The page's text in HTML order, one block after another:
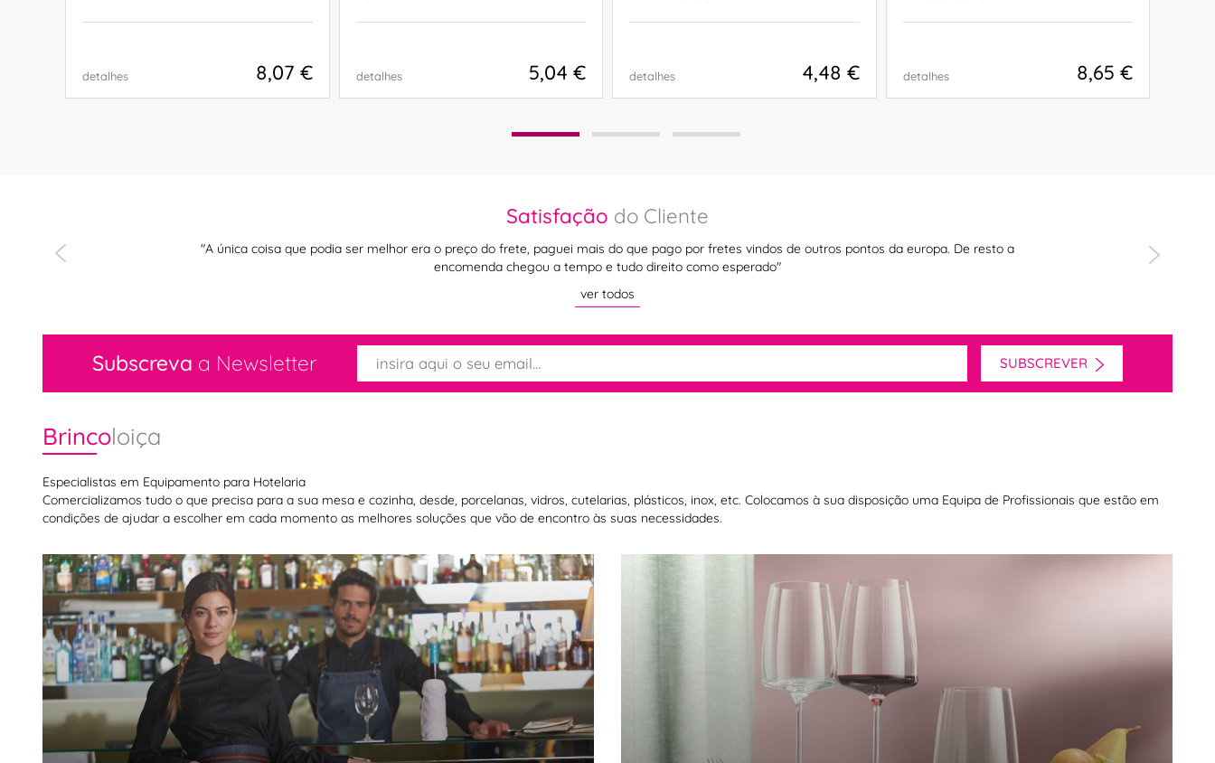
detalhes 8,07 € detalhes 5,04 € detalhes 4,48 € detalhes 8,65 €
Satisfação do Cliente
"A única coisa que podia ser melhor era o preço do frete, paguei mais do que pago por fretes vindos de outros pontos da europa. De resto a
encomenda chegou a tempo e tudo direito como esperado"
ver todos
"Ola boa
Subscreva a Newsletter SUBSCREVER
Brincoloiça
Especialistas em Equipamento para Hotelaria
Comercializamos tudo o que precisa para a sua mesa e cozinha, desde, porcelanas, vidros, cutelarias, plásticos, inox, etc. Colocamos à sua disposição uma Equipa de Profissionais que estão em
condições de ajudar a escolher em cada momento as melhores soluções que vão de encontro às suas necessidades.